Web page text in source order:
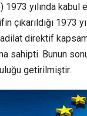
yılında kabul
1973
direktif
sahipti. Bunun
getirilmiştir.